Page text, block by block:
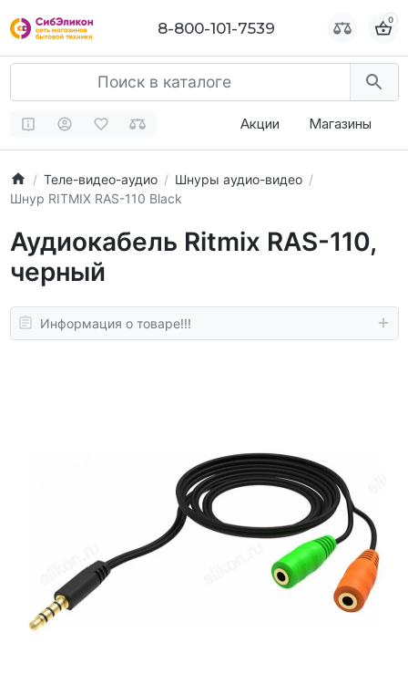
8-800-101-7539 0
Акции Магазины
Теле-видео-аудио
Шнуры аудио-видео
Шнур RITMIX RAS-110 Black
Аудиокабель Ritmix RAS-110,
черный
Информация о товаре!!!
8-800-101-7539 0